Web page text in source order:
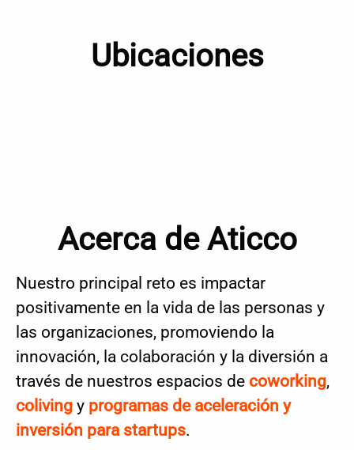
Ubicaciones
Acerca de Aticco
Nuestro principal reto es impactar
positivamente en la vida de las personas y
las organizaciones, promoviendo la
innovación, la colaboración y la diversión a
través de nuestros espacios de coworking,
coliving y programas de aceleración y
inversión para startups.